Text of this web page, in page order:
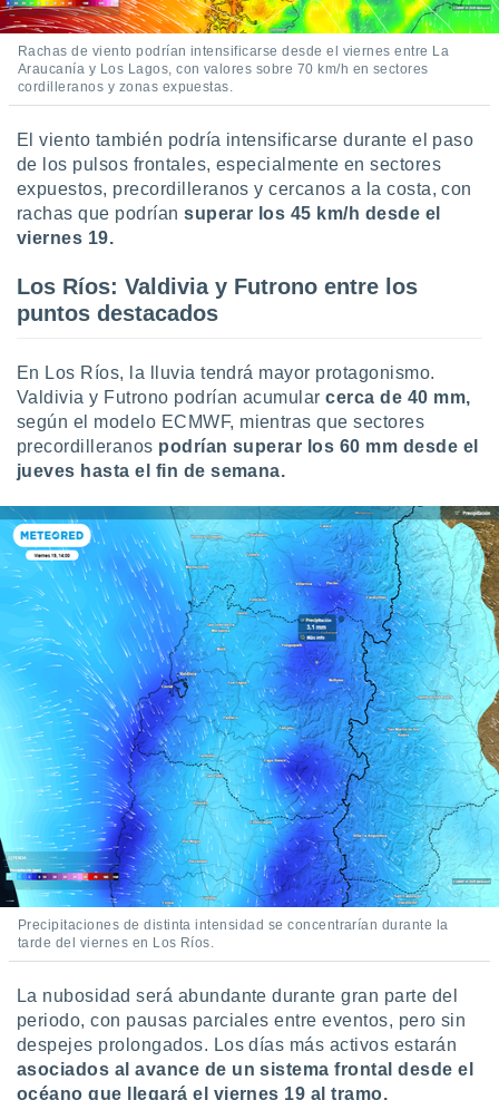
Rachas de viento podrían intensificarse desde el viernes entre La
Araucanía y Los Lagos, con valores sobre 70 km/h en sectores
cordilleranos y zonas expuestas.
El viento también podría intensificarse durante el paso
de los pulsos frontales, especialmente en sectores
expuestos, precordilleranos y cercanos a la costa, con
rachas que podríansuperar los 45 km/h desde el
viernes 19.
Los Ríos: Valdivia y Futrono entre los
puntos destacados
En Los Ríos, la lluvia tendrá mayor protagonismo.
Valdivia y Futrono podrían acumular cerca de 40 mm,
según el modelo ECMWF, mientras que sectores
precordilleranos podrían superar los 60 mm desde el
jueves hasta el fin de semana.
Precipitaciones de distinta intensidad se concentrarían durante la
tarde del viernes en Los Ríos.
La nubosidad será abundante durante gran parte del
periodo, con pausas parciales entre eventos, pero sin
despejes prolongados. Los días más activos estarán
asociados al avance de un sistema frontal desde el
océano que llegará el viernes 19 al tramo,